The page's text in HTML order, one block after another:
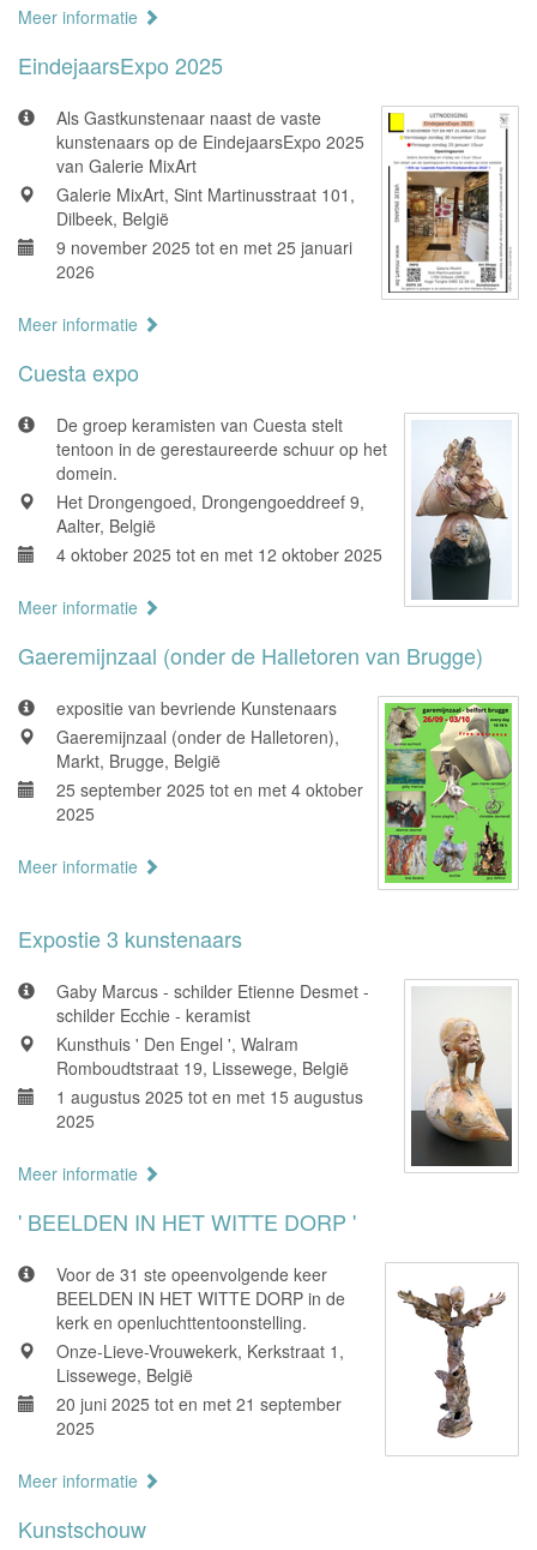
Meer informatie
EindejaarsExpo 2025
Als Gastkunstenaar naast de vaste
kunstenaars op de EindejaarsExpo 2025
van Galerie MixArt
Galerie MixArt, Sint Martinusstraat 101,
Dilbeek, België
9 november 2025 tot en met 25 januari
2026
Meer informatie
Cuesta expo
De groep keramisten van Cuesta stelt
tentoon in de gerestaureerde schuur op het
domein.
Het Drongengoed, Drongengoeddreef 9,
Aalter, België
4 oktober 2025 tot en met 12 oktober 2025
Meer informatie
Gaeremijnzaal (onder de Halletoren van Brugge)
expositie van bevriende Kunstenaars
Gaeremijnzaal (onder de Halletoren),
Markt, Brugge, België
25 september 2025 tot en met 4 oktober
2025
Meer informatie
Expostie 3 kunstenaars
Gaby Marcus - schilder Etienne Desmet -
schilder Ecchie - keramist
Kunsthuis ' Den Engel ', Walram
Romboudtstraat 19, Lissewege, België
1 augustus 2025 tot en met 15 augustus
2025
Meer informatie
' BEELDEN IN HET WITTE DORP '
Voor de 31 ste opeenvolgende keer
BEELDEN IN HET WITTE DORP in de
kerk en openluchttentoonstelling.
Onze-Lieve-Vrouwekerk, Kerkstraat 1,
Lissewege, België
20 juni 2025 tot en met 21 september
2025
Meer informatie
Kunstschouw